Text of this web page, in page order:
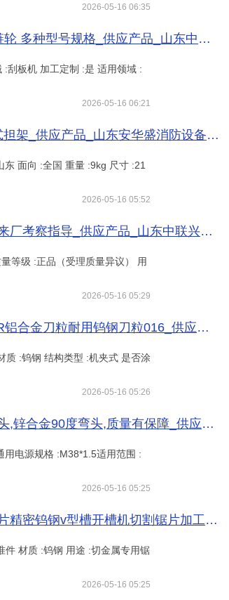
2026-05-16 06:35
刮板机链轮 输送设备配件 合金结构钢链轮 多种型号规格_供应产品_山东中链矿山机械有限公司
刮板机 加工定制 :是 适用领域 :
2026-05-16 06:21
安华盛铝合金铲式担架MR-CSDJ分离式担架_供应产品_山东安华盛消防设备有限责任公司
面向 :全国 重量 :9kg 尺寸 :21
2026-05-16 05:52
耐候板集合金钢板来图加工耐候板欢迎来厂考察指导_供应产品_山东中联兴盛钢材有限公司
等级 :正品（受理质量异议） 用
2026-05-16 05:29
数控铣刀片数控铣刀片APKT1604PDER铝合金刀粒耐用钨钢刀粒016_供应产品_常州锐治工具有限公司
质 :钨钢 结构类型 :机夹式 是否涂
2026-05-16 05:26
辽宁沈阳易科品牌金属接头护线软管接头,锌合金90度弯头,质量有保障_供应产品_天津易科电气有限公司
电源规格 :M38*1.5适用范围 :
2026-05-16 05:25
钨钢锯片合金锯片铣刀加厚圆盘铣刀锯片精密钨钢v型槽开槽机切割锯片加工厂家_供应产品_常州锐治工具有限公司
材质 :钨钢 用途 :切金属专用锯
2026-05-16 05:25